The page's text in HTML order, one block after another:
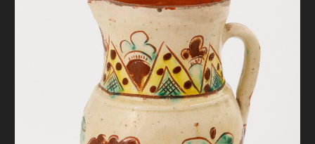
ОНЛАЙН-КРАМНИЦЯ
ПІДТРИМАТИ